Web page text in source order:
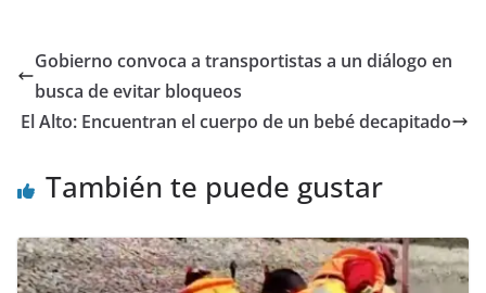
Gobierno convoca a transportistas a un diálogo en
busca de evitar bloqueos
El Alto: Encuentran el cuerpo de un bebé decapitado
También te puede gustar